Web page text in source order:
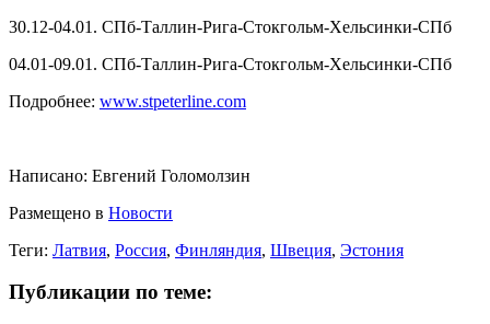
30.12-04.01. СПб-Таллин-Рига-Стокгольм-Хельсинки-СПб
04.01-09.01. СПб-Таллин-Рига-Стокгольм-Хельсинки-СПб
Подробнее: www.stpeterline.com
Написано: Евгений Голомолзин
Размещено в Новости
Теги: Латвия, Россия, Финляндия, Швеция, Эстония
Публикации по теме: